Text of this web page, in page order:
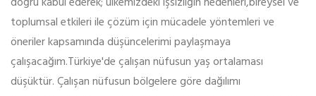
toplumsal etkileri ile çözüm için mücadele yöntemleri ve
öneriler kapsamında düşüncelerimi paylaşmaya
çalışacağım.Türkiye'de çalışan nüfusun yaş ortalaması
düşüktür. Çalışan nüfusun bölgelere göre dağılımı